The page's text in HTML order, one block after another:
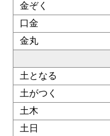
金ぞく
口金
金丸
土となる
土がつく
土木
土日